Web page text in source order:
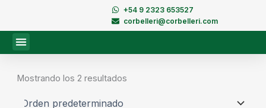
+54 9 2323 653527
corbelleri@corbelleri.com
Mostrando los 2 resultados